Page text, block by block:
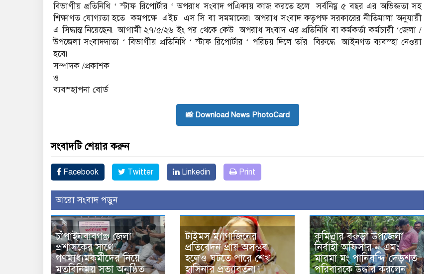
বিভাগীয় প্রতিনিধি ‘ স্টাফ রিপোর্টার ‘ অপরাধ সংবাদ পএিকায় কাজ করতে হলে সর্বনিম্ন ৫ বছর এর অভিজ্ঞতা সহ
শিক্ষাগত যোগ্যতা হতে কমপক্ষে এইচ এস সি বা সমমানের৷ অপরাধ সংবাদ কতৃপক্ষ সরকারের নীতিমালা অনুযায়ী
এ সিদ্ধান্ত নিয়েছেন৷ আগামী ২৭/৫/২৬ ইং পর থেকে কেউ অপরাধ সংবাদ এর প্রতিনিধি বা কর্মকর্তা কর্মচারী ‘জেলা /
উপজেলা সংবাদদাতা ‘ বিভাগীয় প্রতিনিধি ‘ স্টাফ রিপোর্টার ‘ পরিচয় দিলে তাঁর বিরুদ্ধে আইনগত ব্যবস্হা নেওয়া
হবে৷
সম্পাদক /প্রকাশক
ও
ব্যবস্হাপনা বোর্ড
📸 Download News PhotoCard
সংবাদটি শেয়ার করুন
Facebook Twitter Linkedin Print
আরো সংবাদ পড়ুন
চাঁপাইনবাবগঞ্জ জেলা
প্রশাসকের সাথে
গণমাধ্যমকর্মীদের নিয়ে
মতবিনিময় সভা অনুষ্ঠিত
টাইমস ম্যাগাজিনের
প্রতিবেদন প্রায় অসম্ভব
হলেও ঘটতে পারে শেখ
হাসিনার প্রত্যাবর্তন৷৷
কুমিল্লার বরুড়া উপজেলা
নির্বাহী অফিসার নু এমং
মারমা মং পানিবন্দি দেড়শত
পরিবারকে উদ্ধার করলেন